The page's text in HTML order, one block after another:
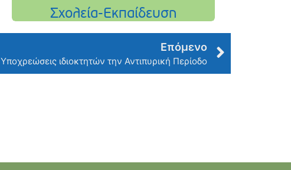
Επόμενο
Υποχρεώσεις ιδιοκτητών την Αντιπυρική Περίοδο